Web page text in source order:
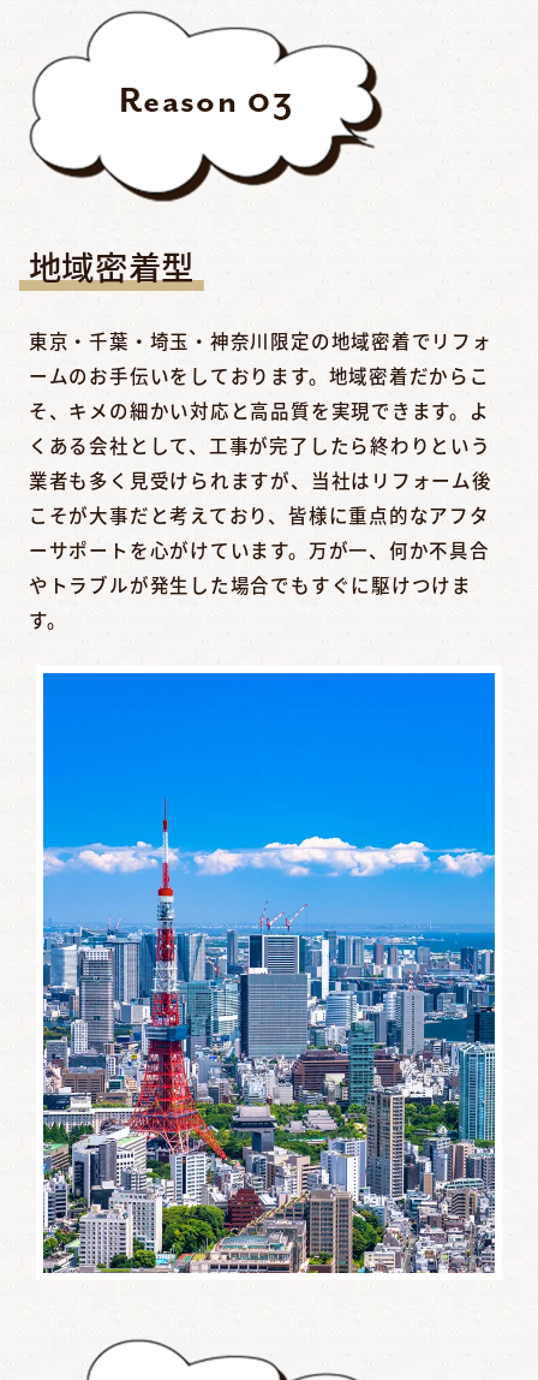
Reason 03
地域密着型
東京・千葉・埼玉・神奈川限定の地域密着でリフォ
ームのお手伝いをしております。地域密着だからこ
そ、キメの細かい対応と高品質を実現できます。よ
くある会社として、工事が完了したら終わりという
業者も多く見受けられますが、当社はリフォーム後
こそが大事だと考えており、皆様に重点的なアフタ
ーサポートを心がけています。万が一、何か不具合
やトラブルが発生した場合でもすぐに駆けつけま
す。